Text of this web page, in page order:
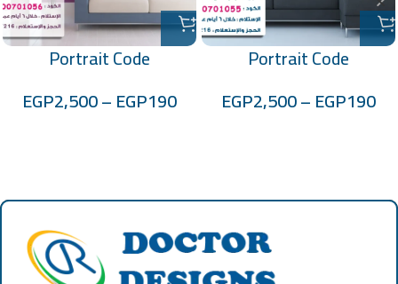
Portrait Code
EGP190
–
EGP2,500
Portrait Code
EGP190
–
EGP2,500